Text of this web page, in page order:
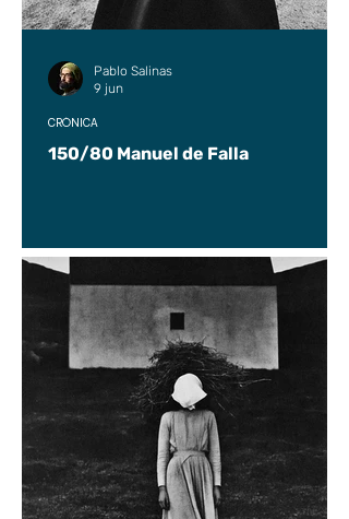
150/80 Manuel de Falla
CRÓNICA
Pablo Salinas
9 jun